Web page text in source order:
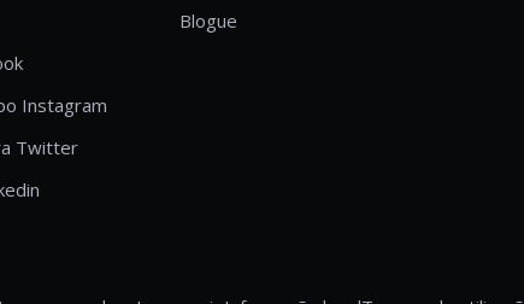
Instagram
Twitter
Blogue